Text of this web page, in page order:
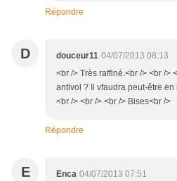
Répondre
D douceur11 04/07/2013 08:13
<br /> Très raffiné.<br /> <br />
antivol ? Il vfaudra peut-être
<br /> <br /> <br /> Bises<br />
Répondre
E Enca 04/07/2013 07:51